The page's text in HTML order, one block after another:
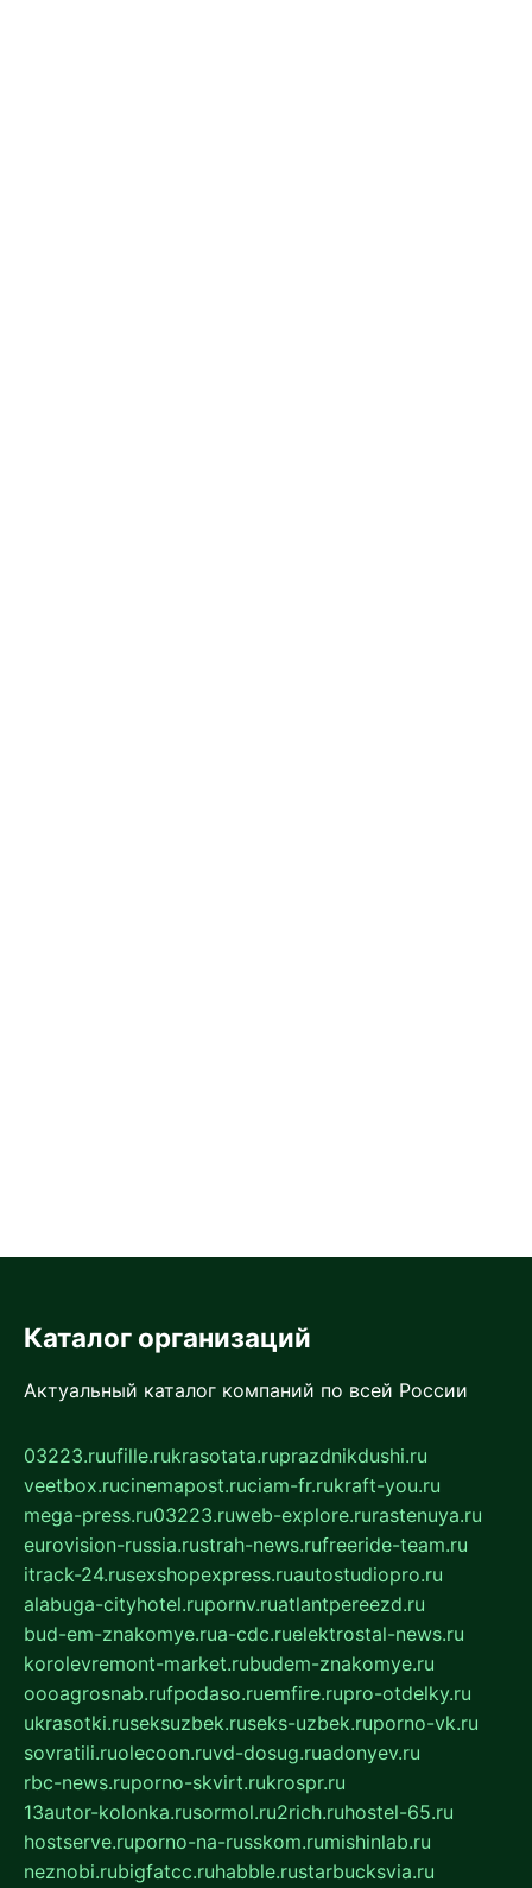
Каталог организаций
Актуальный каталог компаний по всей России
03223.ruufille.rukrasotata.ruprazdnikdushi.ru
veetbox.rucinemapost.ruciam-fr.rukraft-you.ru
mega-press.ru03223.ruweb-explore.rurastenuya.ru
eurovision-russia.rustrah-news.rufreeride-team.ru
itrack-24.rusexshopexpress.ruautostudiopro.ru
alabuga-cityhotel.rupornv.ruatlantpereezd.ru
bud-em-znakomye.rua-cdc.ruelektrostal-news.ru
korolevremont-market.rubudem-znakomye.ru
oooagrosnab.rufpodaso.ruemfire.rupro-otdelky.ru
ukrasotki.ruseksuzbek.ruseks-uzbek.ruporno-vk.ru
sovratili.ruolecoon.ruvd-dosug.ruadonyev.ru
rbc-news.ruporno-skvirt.rukrospr.ru
13autor-kolonka.rusormol.ru2rich.ruhostel-65.ru
hostserve.ruporno-na-russkom.rumishinlab.ru
neznobi.rubigfatcc.ruhabble.rustarbucksvia.ru